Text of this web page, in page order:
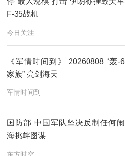
19:00 新闻直播间
F-35战机
今日关注
《军情时间到》 20260808 “轰-6
家族” 亮剑海天
军情时间到
国防部 中国军队坚决反制任何闹
海挑衅图谋
东方时空